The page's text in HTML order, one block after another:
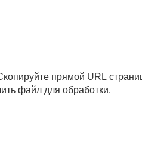
прямой URL
файл для обработки.